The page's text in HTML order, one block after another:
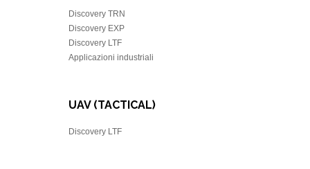
Discovery TRN
Discovery EXP
Discovery LTF
Applicazioni industriali
UAV (TACTICAL)
Discovery LTF